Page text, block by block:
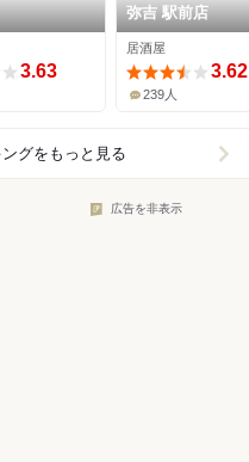
3.63
弥吉 駅前店
居酒屋
3.62
239人
グをもっと見る
広告を非表示